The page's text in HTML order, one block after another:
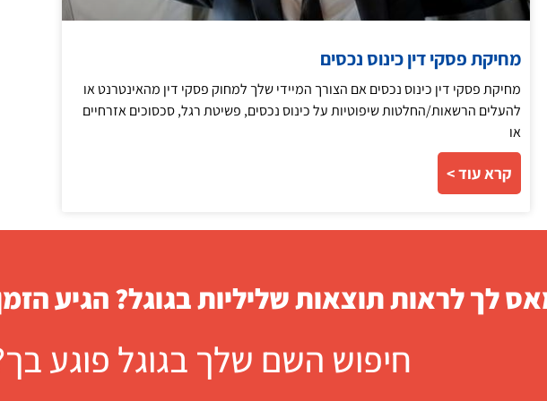
מחיקת פסקי דין כינוס נכסים
מחיקת פסקי דין כינוס נכסים אם הצורך המיידי שלך למחוק פסקי דין מהאינטרנט או
להעלים הרשאות/החלטות שיפוטיות על כינוס נכסים, פשיטת רגל, סכסוכים אזרחיים
או
קרא עוד >
לך לראות תוצאות שליליות בגוגל? הגיע
חיפוש השם שלך בגוגל פוגע